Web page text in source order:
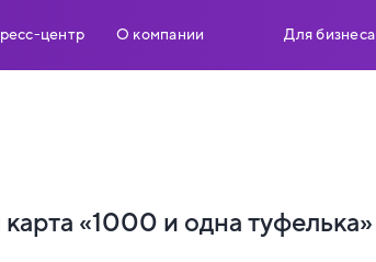
центр О компании Для бизнеса
«1000 и одна туфелька»